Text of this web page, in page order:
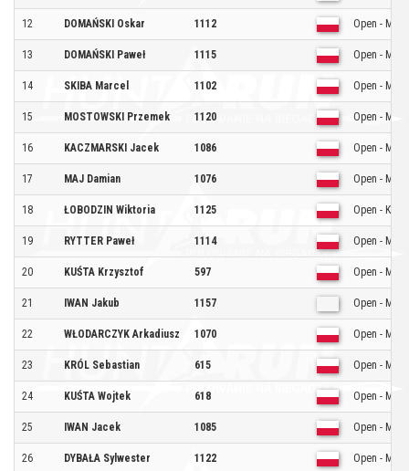
12 DOMAŃSKI Oskar 1112 Open -
13 DOMAŃSKI Paweł 1115 Open -
14 SKIBA Marcel 1102 Open -
15 MOSTOWSKI Przemek 1120 Open -
16 KACZMARSKI Jacek 1086 Open -
17 MAJ Damian 1076 Open -
18 ŁOBODZIN Wiktoria 1125 Open -
19 RYTTER Paweł 1114 Open -
20 KUŚTA Krzysztof 597 Open -
21 IWAN Jakub 1157 Open -
22 WŁODARCZYK Arkadiusz 1070 Open -
23 KRÓL Sebastian 615 Open -
24 KUŚTA Wojtek 618 Open -
25 IWAN Jacek 1085 Open -
26 DYBAŁA Sylwester 1122 Open -